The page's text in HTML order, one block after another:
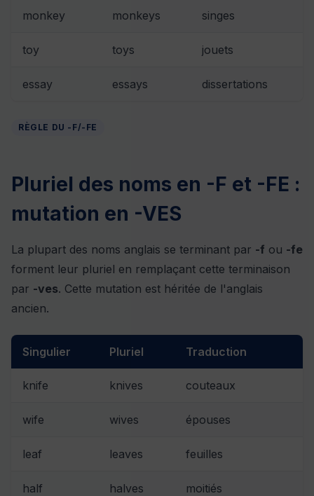
monkey monkeys singes
toy toys jouets
essay essays dissertations
RÈGLE DU -F/-FE
Pluriel des noms en -F et -FE :
mutation en -VES
La plupart des noms anglais se terminant par -f ou -fe
forment leur pluriel en remplaçant cette terminaison
par -ves. Cette mutation est héritée de l'anglais
ancien.
Singulier Pluriel Traduction
knife knives couteaux
wife wives épouses
leaf leaves feuilles
half halves moitiés